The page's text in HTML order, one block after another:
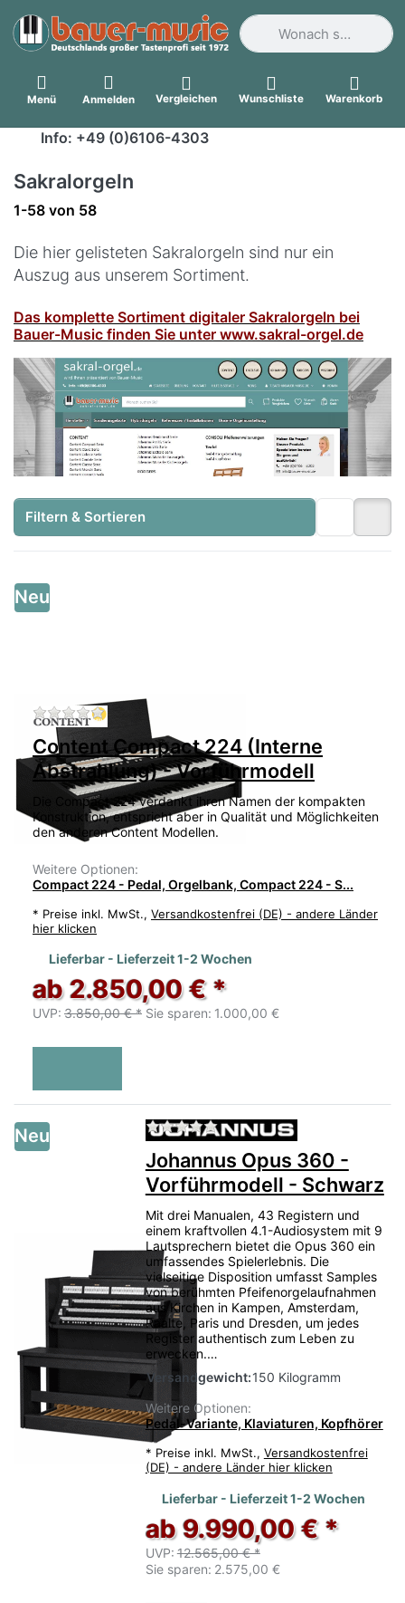
Geben Sie einen
Menü Anmelden Vergleichen Wunschliste Warenkorb
Info: +49 (0)6106-4303
Sakralorgeln
Suchergebnisse:
1-58 von 58
Die hier gelisteten Sakralorgeln sind nur ein
Auszug aus unserem Sortiment.
Das komplette Sortiment digitaler Sakralorgeln bei
Bauer-Music finden Sie unter www.sakral-orgel.de
Filtern & Sortieren
Neu
Zu diesem Produkt liegen noch keine
Content Compact 224 (Interne
Abstrahlung) - Vorführmodell
Die Compact 224 verdankt ihren Namen der kompakten
Konstruktion, entspricht aber in Qualität und Möglichkeiten
den anderen Content Modellen.
Weitere Optionen:
Compact 224 - Pedal, Orgelbank, Compact 224 - S...
* Preise inkl. MwSt., Versandkostenfrei (DE) - andere Länder
hier klicken
Lieferbar - Lieferzeit 1-2 Wochen
ab 2.850,00 € *
UVP: 3.850,00 € * Sie sparen: 1.000,00 €
Neu Zu diesem Produkt liegen
Johannus Opus 360 -
Vorführmodell - Schwarz
Mit drei Manualen, 43 Registern und
einem kraftvollen 4.1-Audiosystem mit 9
Lautsprechern bietet die Opus 360 ein
umfassendes Spielerlebnis. Die
vielseitige Disposition umfasst Samples
von berühmten Pfeifenorgelaufnahmen
aus Kirchen in Kampen, Amsterdam,
Raalte, Paris und Dresden, um jedes
Register authentisch zum Leben zu
erwecken.…
Versandgewicht:150 Kilogramm
Weitere Optionen:
Pedal-Variante, Klaviaturen, Kopfhörer
* Preise inkl. MwSt., Versandkostenfrei
(DE) - andere Länder hier klicken
Lieferbar - Lieferzeit 1-2 Wochen
ab 9.990,00 € *
UVP: 12.565,00 € *
Sie sparen: 2.575,00 €